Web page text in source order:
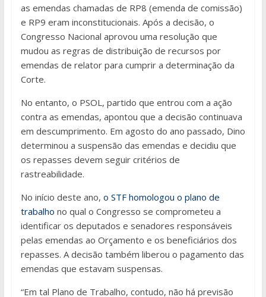
as emendas chamadas de RP8 (emenda de comissão)
e RP9 eram inconstitucionais. Após a decisão, o
Congresso Nacional aprovou uma resolução que
mudou as regras de distribuição de recursos por
emendas de relator para cumprir a determinação da
Corte.
No entanto, o PSOL, partido que entrou com a ação
contra as emendas, apontou que a decisão continuava
em descumprimento. Em agosto do ano passado, Dino
determinou a suspensão das emendas e decidiu que
os repasses devem seguir critérios de
rastreabilidade.
No início deste ano, o STF homologou o plano de
trabalho no qual o Congresso se comprometeu a
identificar os deputados e senadores responsáveis
pelas emendas ao Orçamento e os beneficiários dos
repasses. A decisão também liberou o pagamento das
emendas que estavam suspensas.
“Em tal Plano de Trabalho, contudo, não há previsão